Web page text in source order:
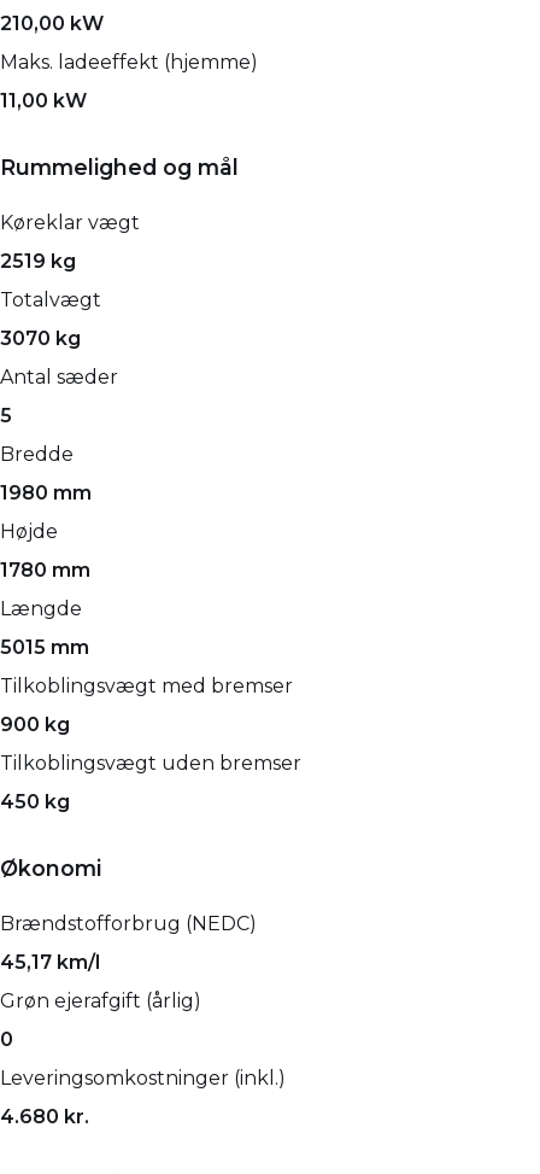
210,00 kW
Maks. ladeeffekt (hjemme)
11,00 kW
Rummelighed og mål
Køreklar vægt
2519 kg
Totalvægt
3070 kg
Antal sæder
5
Bredde
1980 mm
Højde
1780 mm
Længde
5015 mm
Tilkoblingsvægt med bremser
900 kg
Tilkoblingsvægt uden bremser
450 kg
Økonomi
Brændstofforbrug (NEDC)
45,17 km/l
Grøn ejerafgift (årlig)
0
Leveringsomkostninger (inkl.)
4.680 kr.